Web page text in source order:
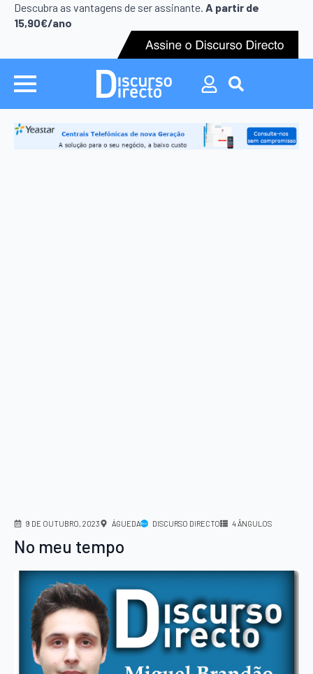
Descubra as vantagens de ser assinante. A partir de
15,90€/ano
Search
for:
Search
9 DE OUTUBRO, 2023 ÁGUEDA DISCURSO DIRECTO 4 ÂNGULOS
No meu tempo